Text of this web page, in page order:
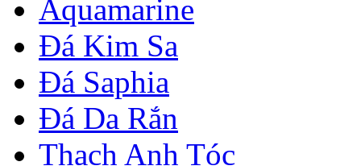
Aquamarine
Đá Kim Sa
Đá Saphia
Đá Da Rắn
Thạch Anh Tóc